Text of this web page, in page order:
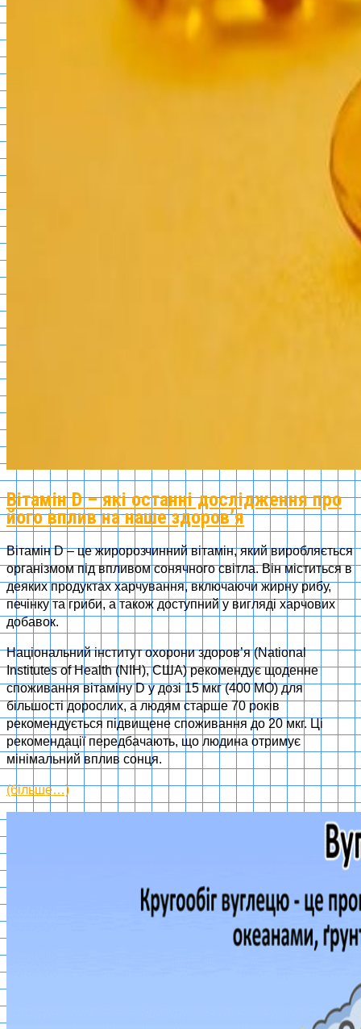
Вітамін D – які останні дослідження про
його вплив на наше здоров’я
Вітамін D – це жиророзчинний вітамін, який виробляється
організмом під впливом сонячного світла. Він міститься в
деяких продуктах харчування, включаючи жирну рибу,
печінку та гриби, а також доступний у вигляді харчових
добавок.
Національний інститут охорони здоров’я (National
Institutes of Health (NIH), США) рекомендує щоденне
споживання вітаміну D у дозі 15 мкг (400 МО) для
більшості дорослих, а людям старше 70 років
рекомендується підвищене споживання до 20 мкг. Ці
рекомендації передбачають, що людина отримує
мінімальний вплив сонця.
(більше…)